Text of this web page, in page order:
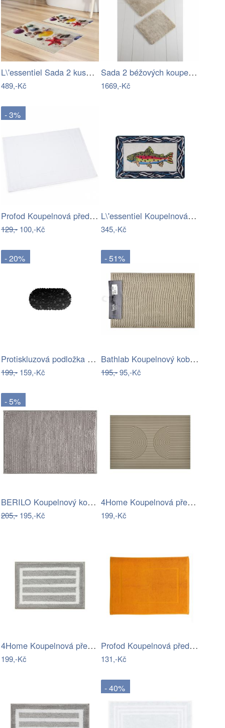
L\'essentiel Sada 2 kusů koupelnových…
489,-Kč
Sada 2 béžových koupelnových předložek…
1669,-Kč
- 3%
Profod Koupelnová předložka 2S bílá…
129,- 100,-Kč
L\'essentiel Koupelnová předložka…
345,-Kč
- 20%
Protiskluzová podložka do koupelny…
199,- 159,-Kč
- 51%
Bathlab Koupelnový kobereček ZAC I…
195,-95,-Kč
- 5%
BERILO Koupelnový kobereček LOOP 40x60…
205,- 195,-Kč
4Home Koupelnová předložka Infinity, 40…
199,-Kč
4Home Koupelnová předložka Grate, 40 x…
199,-Kč
Profod Koupelnová předložka Comfort…
131,-Kč
- 40%